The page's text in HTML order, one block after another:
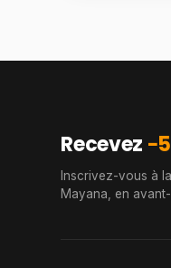
Recevez
Inscrivez-vous à
Mayana, en